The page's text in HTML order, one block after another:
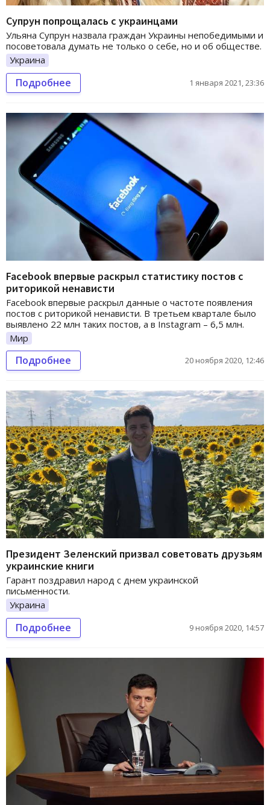
Супрун попрощалась с украинцами
Ульяна Супрун назвала граждан Украины непобедимыми и
посоветовала думать не только о себе, но и об обществе.
Украина
Подробнее 1 января 2021, 23:36
Facebook впервые раскрыл статистику постов с
риторикой ненависти
Facebook впервые раскрыл данные о частоте появления
постов с риторикой ненависти. В третьем квартале было
выявлено 22 млн таких постов, а в Instagram – 6,5 млн.
Мир
Подробнее 20 ноября 2020, 12:46
Президент Зеленский призвал советовать друзьям
украинские книги
Гарант поздравил народ с днем украинской
письменности.
Украина
Подробнее 9 ноября 2020, 14:57